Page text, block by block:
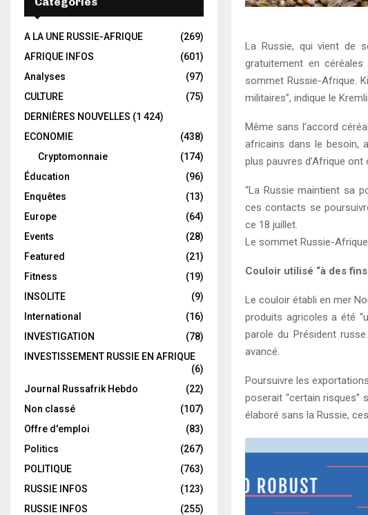
La Russie, qui vient de
gratuitement en
sommet Russie-Afrique.
militaires”, indique le
Même sans l’accord
africains dans le besoin,
plus pauvres d’Afrique ont
“La Russie maintient sa
ces contacts se
ce 18 juillet.
Le sommet Russie-
Couloir utilisé “à des
Le couloir établi en mer
produits agricoles a été
parole du Président
avancé.
Poursuivre les
poserait “certain risques”
élaboré sans la Russie,
A LA UNE RUSSIE-AFRIQUE
(269)
AFRIQUE INFOS
(601)
Analyses
(97)
CULTURE
(75)
DERNIÈRES NOUVELLES (1 424)
ECONOMIE
(438)
Cryptomonnaie
(174)
Éducation
(96)
Enquêtes
(13)
Europe
(64)
Events
(28)
Featured
(21)
Fitness
(19)
INSOLITE
(9)
International
(16)
INVESTIGATION
(78)
INVESTISSEMENT RUSSIE EN AFRIQUE
(6)
Journal Russafrik Hebdo
(22)
Non classé
(107)
Offre d'emploi
(83)
Politics
(267)
POLITIQUE
(763)
RUSSIE INFOS
(123)
RUSSIE INFOS
(255)